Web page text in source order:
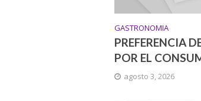
GASTRONOMIA
PREFERENCIA
POR EL
agosto 3, 2026